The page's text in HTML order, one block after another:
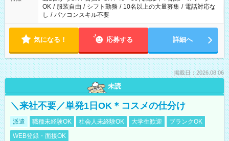
OK / 服装自由 / シフト勤務 / 10名以上の大量募集 / 電話対応な
し / パソコンスキル不要
気になる！ 応募する 詳細へ
掲載日：2026.08.06
未読
＼来社不要／単発1日OK＊コスメの仕分け
派遣 職種未経験OK 社会人未経験OK 大学生歓迎
ブランクOK
WEB登録・面接OK